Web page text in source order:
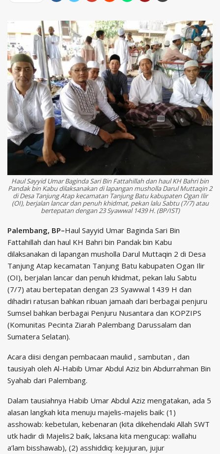
Haul Sayyid Umar Baginda Sari Bin Fattahillah dan haul KH Bahri bin
Pandak bin Kabu dilaksanakan di lapangan musholla Darul Muttaqin 2
di Desa Tanjung Atap kecamatan Tanjung Batu kabupaten Ogan Ilir
(OI), berjalan lancar dan penuh khidmat, pekan lalu Sabtu (7/7) atau
bertepatan dengan 23 Syawwal 1439 H. (BP/IST)
Palembang, BP–Haul Sayyid Umar Baginda Sari Bin
Fattahillah dan haul KH Bahri bin Pandak bin Kabu
dilaksanakan di lapangan musholla Darul Muttaqin 2 di Desa
Tanjung Atap kecamatan Tanjung Batu kabupaten Ogan Ilir
(OI), berjalan lancar dan penuh khidmat, pekan lalu Sabtu
(7/7) atau bertepatan dengan 23 Syawwal 1439 H dan
dihadiri ratusan bahkan ribuan jamaah dari berbagai penjuru
Sumsel bahkan berbagai Penjuru Nusantara dan KOPZIPS
(Komunitas Pecinta Ziarah Palembang Darussalam dan
Sumatera Selatan).
Acara diisi dengan pembacaan maulid , sambutan , dan
tausiyah oleh Al-Habib Umar Abdul Aziz bin Abdurrahman Bin
Syahab dari Palembang.
Dalam tausiahnya Habib Umar Abdul Aziz mengatakan, ada 5
alasan langkah kita menuju majelis-majelis baik: (1)
asshowab: kebetulan, kebenaran (kita dikehendaki Allah SWT
utk hadir di Majelis2 baik, laksana kita mengucap: wallahu
a’lam bisshawab), (2) asshiddiq: kejujuran, jujur